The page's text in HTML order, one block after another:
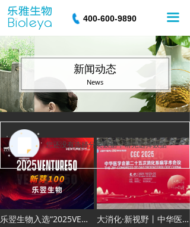
끀
400-600-9890
您还没有选择分类数据，请先选择数据
乐翌生物入选“2025VENTURE50”榜单，引领呼气分子诊断黄金赛道 大消化·新视野丨中华医学会第二十五次全国消化系病学术会议圆满落幕
新闻动态
News